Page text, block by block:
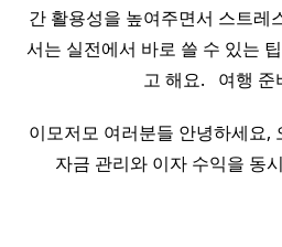
간 활용성을 높여주면서 스트레
서는 실전에서 바로 쓸 수 있는
고 해요. ​ ​ 여행
이모저모 여러분들 안녕하세요,
자금 관리와 이자 수익을 동